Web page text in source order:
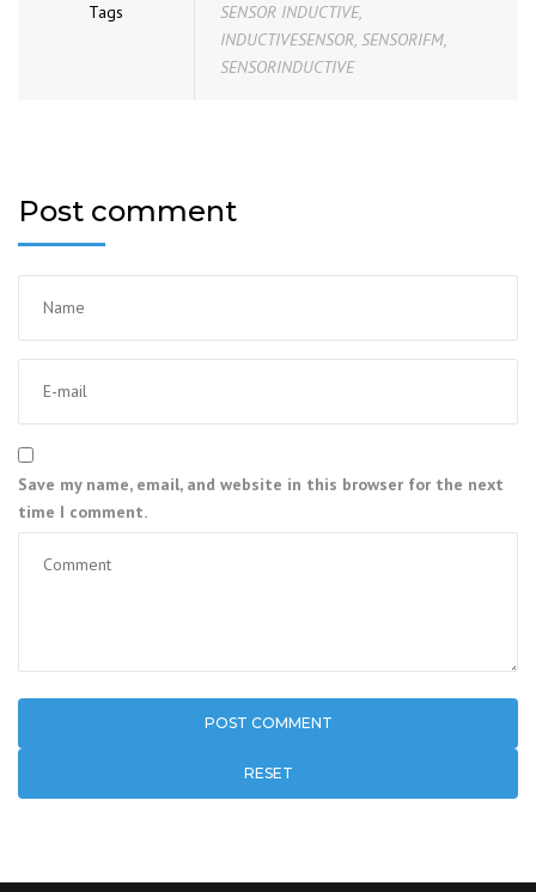
Tags
SENSOR INDUCTIVE,
INDUCTIVESENSOR, SENSORIFM,
SENSORINDUCTIVE
Post comment
Save my name, email, and website in this browser for the next
time I comment.
RESET